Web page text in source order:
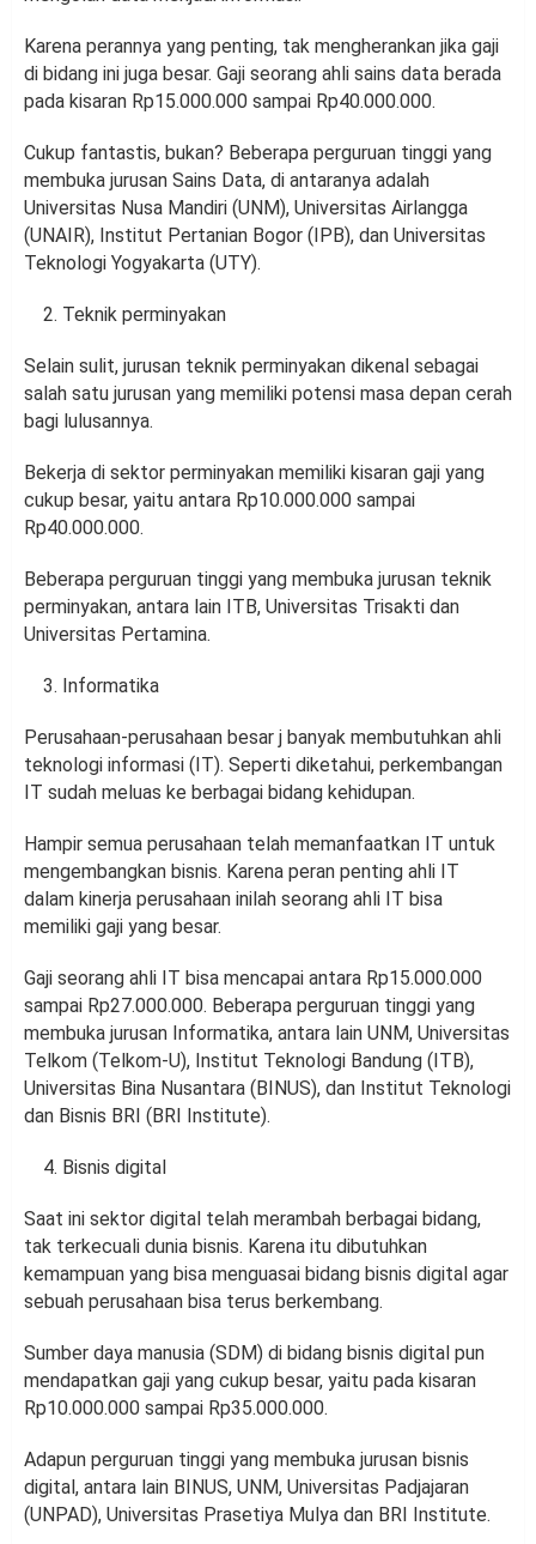
Karena perannya yang penting, tak mengherankan jika gaji
di bidang ini juga besar. Gaji seorang ahli sains data berada
pada kisaran Rp15.000.000 sampai Rp40.000.000.
Cukup fantastis, bukan? Beberapa perguruan tinggi yang
membuka jurusan Sains Data, di antaranya adalah
Universitas Nusa Mandiri (UNM), Universitas Airlangga
(UNAIR), Institut Pertanian Bogor (IPB), dan Universitas
Teknologi Yogyakarta (UTY).
Teknik perminyakan
Selain sulit, jurusan teknik perminyakan dikenal sebagai
salah satu jurusan yang memiliki potensi masa depan cerah
bagi lulusannya.
Bekerja di sektor perminyakan memiliki kisaran gaji yang
cukup besar, yaitu antara Rp10.000.000 sampai
Rp40.000.000.
Beberapa perguruan tinggi yang membuka jurusan teknik
perminyakan, antara lain ITB, Universitas Trisakti dan
Universitas Pertamina.
Informatika
Perusahaan-perusahaan besar j banyak membutuhkan ahli
teknologi informasi (IT). Seperti diketahui, perkembangan
IT sudah meluas ke berbagai bidang kehidupan.
Hampir semua perusahaan telah memanfaatkan IT untuk
mengembangkan bisnis. Karena peran penting ahli IT
dalam kinerja perusahaan inilah seorang ahli IT bisa
memiliki gaji yang besar.
Gaji seorang ahli IT bisa mencapai antara Rp15.000.000
sampai Rp27.000.000. Beberapa perguruan tinggi yang
membuka jurusan Informatika, antara lain UNM, Universitas
Telkom (Telkom-U), Institut Teknologi Bandung (ITB),
Universitas Bina Nusantara (BINUS), dan Institut Teknologi
dan Bisnis BRI (BRI Institute).
Bisnis digital
Saat ini sektor digital telah merambah berbagai bidang,
tak terkecuali dunia bisnis. Karena itu dibutuhkan
kemampuan yang bisa menguasai bidang bisnis digital agar
sebuah perusahaan bisa terus berkembang.
Sumber daya manusia (SDM) di bidang bisnis digital pun
mendapatkan gaji yang cukup besar, yaitu pada kisaran
Rp10.000.000 sampai Rp35.000.000.
Adapun perguruan tinggi yang membuka jurusan bisnis
digital, antara lain BINUS, UNM, Universitas Padjajaran
(UNPAD), Universitas Prasetiya Mulya dan BRI Institute.